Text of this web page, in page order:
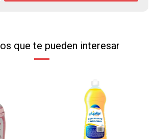
que te pueden interesar